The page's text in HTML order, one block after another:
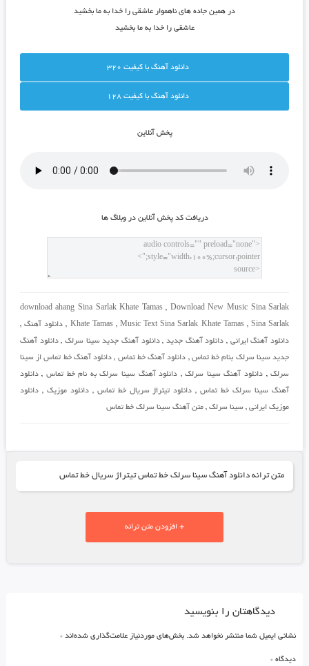
در همین جاده های ناهموار عاشقی را خدا به ما بخشید
عاشقی را خدا به ما بخشید
دانلود آهنگ با کيفيت 320
دانلود آهنگ با کيفيت 128
پخش آنلاين
دريافت کد پخش آنلاين در وبلاگ ها
download ahang Sina Sarlak Khate Tamas, Download New Music Sina Sarlak
Khate Tamas, Music Text Sina Sarlak Khate Tamas,Sina Sarlak
, دانلود آهنگ,
دانلود آهنگ ایرانی , دانلود آهنگ جدید,دانلود آهنگ جدید سینا سرلک ,دانلود آهنگ
جدید سینا سرلک بنام خط تماس , دانلود آهنگ خط تماس , دانلود آهنگ خط تماس از سینا
سرلک, دانلود آهنگ سینا سرلک, دانلود آهنگ سینا سرلک به نام خط تماس,دانلود
آهنگ سینا سرلک خط تماس, دانلود تیتراژ سریال خط تماس ,دانلود موزیک ,دانلود
موزیک ایرانی, سینا سرلک, متن آهنگ سینا سرلک خط تماس
متن ترانه دانلود آهنگ سینا سرلک خط تماس تیتراژ سریال خط تماس
+ افزودن متن ترانه
دیدگاهتان را بنویسید
نشانی ایمیل شما منتشر نخواهد شد. بخش‌های موردنیاز علامت‌گذاری شده‌اند *
دیدگاه *